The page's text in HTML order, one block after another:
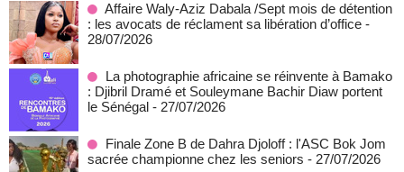
Affaire Waly-Aziz Dabala /Sept mois de détention
: les avocats de réclament sa libération d’office -
28/07/2026
La photographie africaine se réinvente à Bamako
: Djibril Dramé et Souleymane Bachir Diaw portent
le Sénégal - 27/07/2026
Finale Zone B de Dahra Djoloff : l'ASC Bok Jom
sacrée championne chez les seniors - 27/07/2026